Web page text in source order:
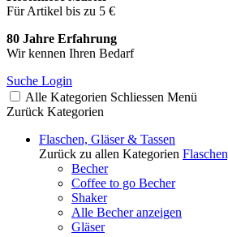
Für Artikel bis zu 5 €
80 Jahre Erfahrung
Wir kennen Ihren Bedarf
Suche Login
Alle Kategorien Schliessen Menü
Zurück Kategorien
Flaschen, Gläser & Tassen
Zurück zu allen Kategorien
Becher
Coffee to go Becher
Shaker
Alle Becher anzeigen
Gläser